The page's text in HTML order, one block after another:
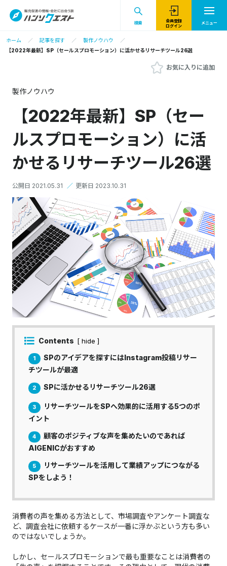
検索
会員登録
ログイン
メニュー
ホーム 記事を探す
製作ノウハウ
【2022年最新】SP（セールスプロモーション）に活かせるリサーチツール26選
お気に入りに追加
製作ノウハウ
【2022年最新】SP（セー
ルスプロモーション）に活
かせるリサーチツール26選
公開日 2021.05.31 ／ 更新日 2023.10.31
Contents [ hide ]
1
SPのアイデアを探すにはInstagram投稿リサー
チツールが最適
2 SPに活かせるリサーチツール26選
3
リサーチツールをSPへ効果的に活用する5つのポ
イント
4
顧客のポジティブな声を集めたいのであれば
AIGENICがおすすめ
5
リサーチツールを活用して業績アップにつながる
SPをしよう！
消費者の声を集める方法として、市場調査やアンケート調査な
ど、調査会社に依頼するケースが一番に浮かぶという方も多い
のではないでしょうか。
しかし、セールスプロモーションで最も重要なことは消費者の